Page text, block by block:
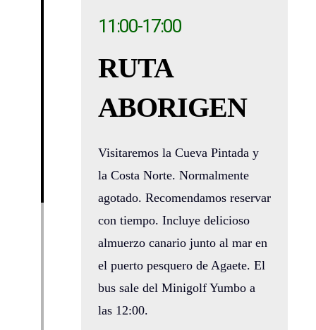
11:00-17:00
RUTA
ABORIGEN
Visitaremos la Cueva Pintada y
la Costa Norte. Normalmente
agotado. Recomendamos reservar
con tiempo. Incluye delicioso
almuerzo canario junto al mar en
el puerto pesquero de Agaete. El
bus sale del Minigolf Yumbo a
las 12:00.